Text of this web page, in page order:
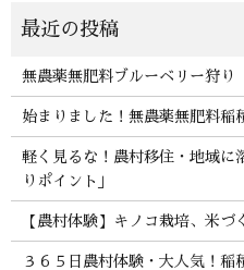
無農薬無肥料ブルーベリー狩り
始まりました！無農薬無肥料稲
軽く見るな！農村移住・地域に
りポイント」
【農村体験】キノコ栽培、米づ
３６５日農村体験・大人気！